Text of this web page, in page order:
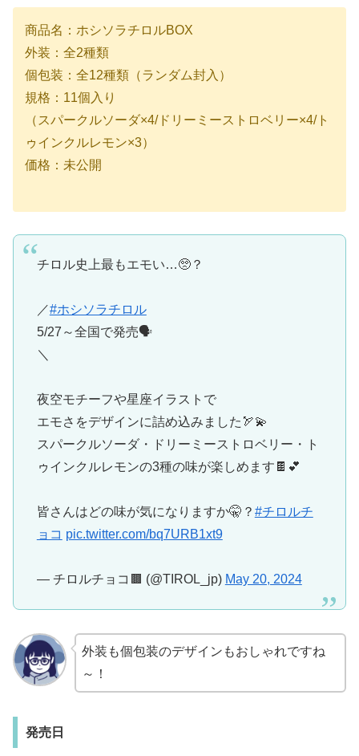
商品名：ホシソラチロルBOX
外装：全2種類
個包装：全12種類（ランダム封入）
規格：11個入り
（スパークルソーダ×4/ドリーミーストロベリー×4/ト
ゥインクルレモン×3）
価格：未公開
チロル史上最もエモい…🥺？
／#ホシソラチロル
5/27～全国で発売🗣️
＼
夜空モチーフや星座イラストで
エモさをデザインに詰め込みました🏹💫
スパークルソーダ・ドリーミーストロベリー・ト
ゥインクルレモンの3種の味が楽しめます🍫💕
皆さんはどの味が気になりますか🤫？ #チロルチ
ョコ pic.twitter.com/bq7URB1xt9
— チロルチョコ🟫 (@TIROL_jp) May 20, 2024
外装も個包装のデザインもおしゃれですね
～！
発売日